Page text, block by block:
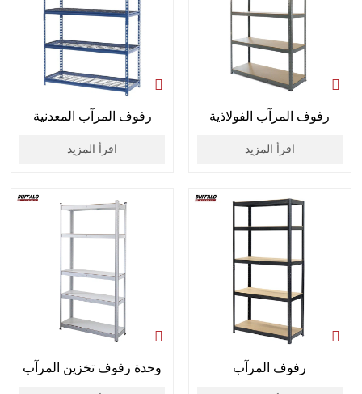
رفوف المرآب المعدنية
اقرأ المزيد
رفوف المرآب الفولاذية
اقرأ المزيد
وحدة رفوف تخزين المرآب رفوف المرآب